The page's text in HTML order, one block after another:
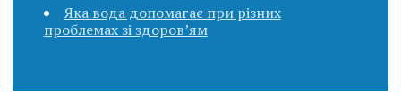
Яка вода допомагає при різних
проблемах зі здоров’ям